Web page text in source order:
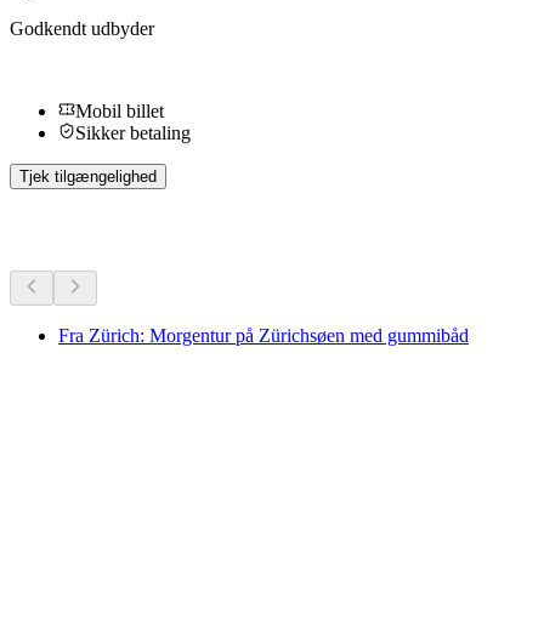
Godkendt udbyder
Mobil billet
Sikker betaling
Tjek tilgængelighed
Fra Zürich: Morgentur på Zürichsøen med gummibåd